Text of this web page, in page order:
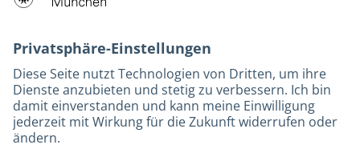
Bürgerservice
Rechtliches und Kontakt
Barrierefreiheit
Leichte Sprache